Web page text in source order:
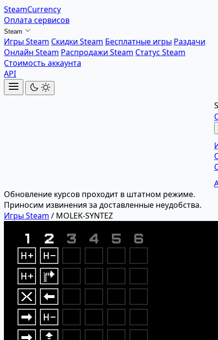
SteamCurrency
Оплата сервисов
Steam
Игры Steam Скидки Steam Бесплатные игры Раздачи
Онлайн Steam Распродажи Steam Статус Steam
Стоимость аккаунта
API
Обновление курсов проходит в штатном режиме.
Приносим извинения за доставленные неудобства.
Игры Steam / MOLEK-SYNTEZ